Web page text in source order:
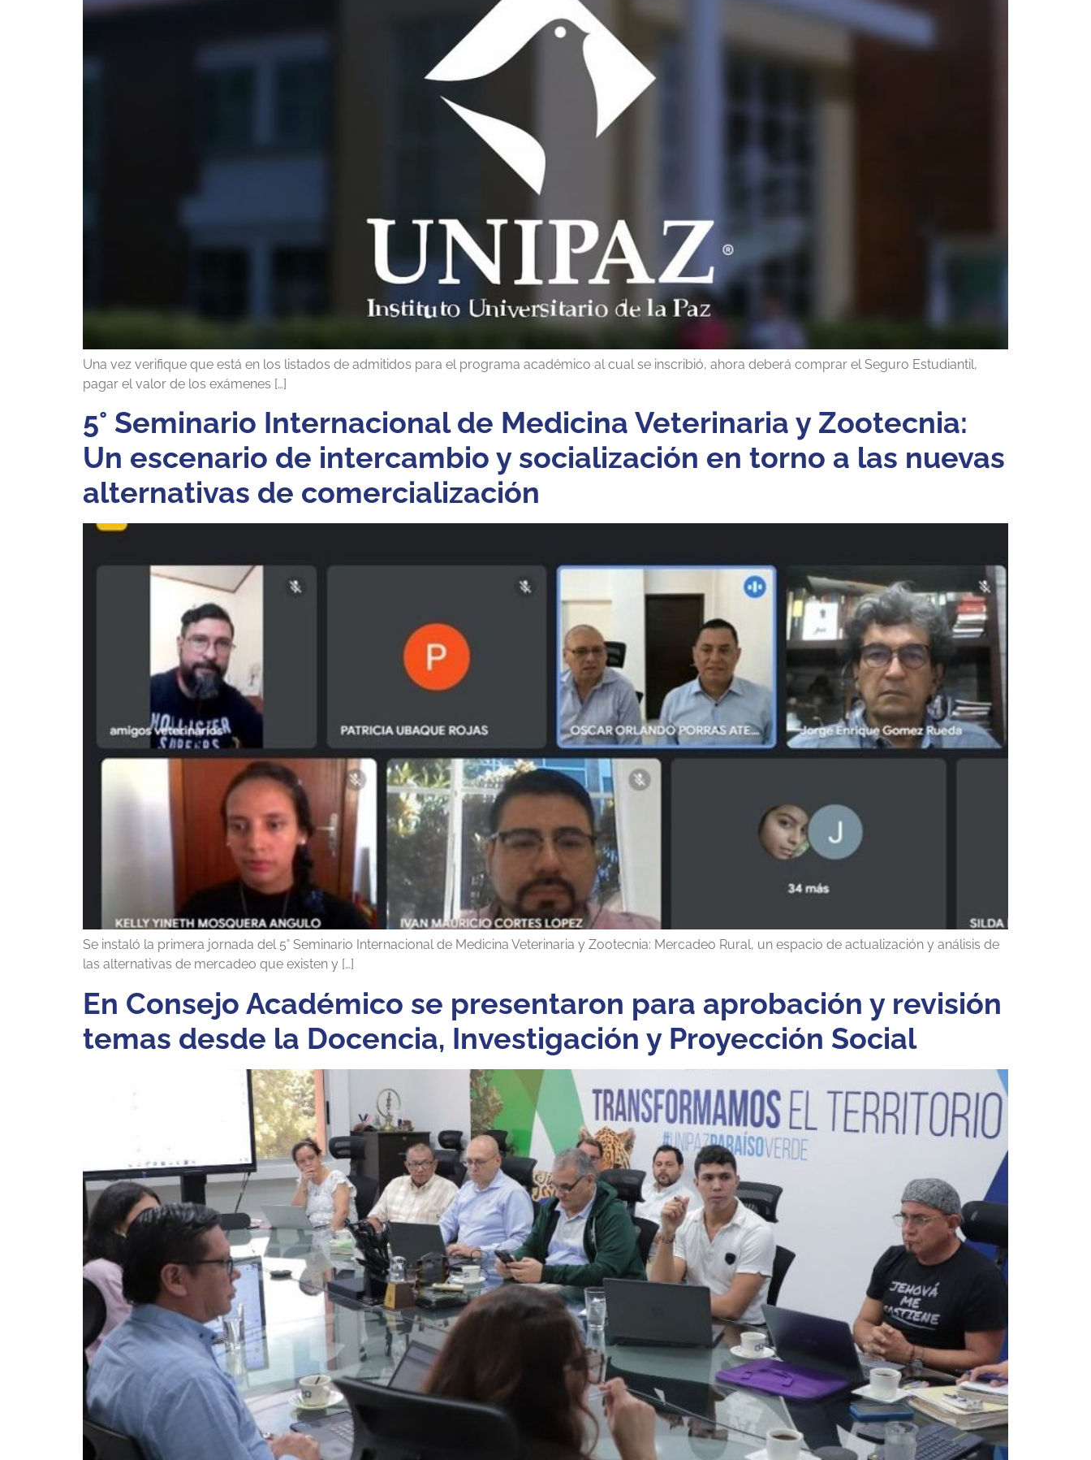
Una vez verifique que está en los listados de admitidos para el programa académico al cual se inscribió, ahora deberá comprar el Seguro Estudiantil,
pagar el valor de los exámenes […]
5° Seminario Internacional de Medicina Veterinaria y Zootecnia:
Un escenario de intercambio y socialización en torno a las nuevas
alternativas de comercialización
Se instaló la primera jornada del 5° Seminario Internacional de Medicina Veterinaria y Zootecnia: Mercadeo Rural, un espacio de actualización y análisis de
las alternativas de mercadeo que existen y […]
En Consejo Académico se presentaron para aprobación y revisión
temas desde la Docencia, Investigación y Proyección Social